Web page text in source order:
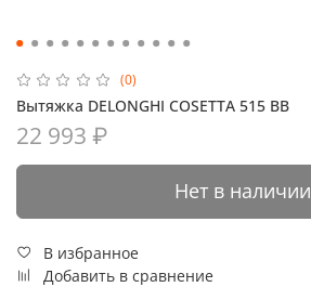
(0)
Вытяжка DELONGHI COSETTA 515 BB
22 993 ₽
Нет в наличии
В избранное
Добавить в сравнение